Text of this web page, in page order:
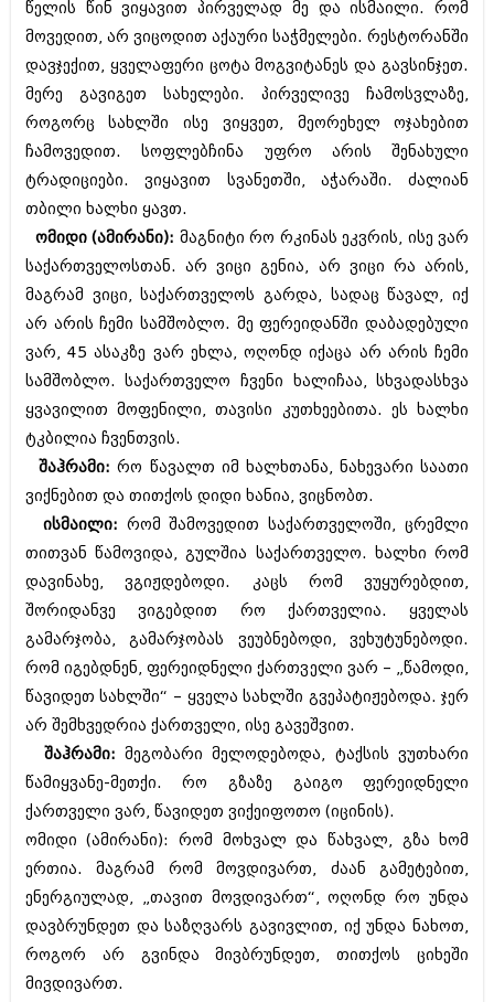
სექტემბერი 2009 (541)
აგვისტო 2009 (14)
ივლისი 2009 (118)
დეკემბერი 0215 (1)
ოქტომბერი 0215 (1)
აგვისტო 0215 (2)
აგვისტო 0212 (1)
ივნისი 0212 (2)
ნოემბერი 0201 (1)
წელის წინ ვიყავით პირველად მე და ისმაილი. რომ
მოვედით, არ ვიცოდით აქაური საჭმელები. რესტორანში
დავჯექით, ყველაფერი ცოტა მოგვიტანეს და გავსინჯეთ.
მერე გავიგეთ სახელები. პირველივე ჩამოსვლაზე,
როგორც სახლში ისე ვიყვეთ, მეორეხელ ოჯახებით
ჩამოვედით. სოფლებჩინა უფრო არის შენახული
ტრადიციები. ვიყავით სვანეთში, აჭარაში. ძალიან
თბილი ხალხი ყავთ.
ომიდი (ამირანი): მაგნიტი რო რკინას ეკვრის, ისე ვარ
საქართველოსთან. არ ვიცი გენია, არ ვიცი რა არის,
მაგრამ ვიცი, საქართველოს გარდა, სადაც წავალ, იქ
არ არის ჩემი სამშობლო. მე ფერეიდანში დაბადებული
ვარ, 45 ასაკზე ვარ ეხლა, ოღონდ იქაცა არ არის ჩემი
სამშობლო. საქართველო ჩვენი ხალიჩაა, სხვადასხვა
ყვავილით მოფენილი, თავისი კუთხეებითა. ეს ხალხი
ტკბილია ჩვენთვის.
შაჰრამი: რო წავალთ იმ ხალხთანა, ნახევარი საათი
ვიქნებით და თითქოს დიდი ხანია, ვიცნობთ.
ისმაილი: რომ შამოვედით საქართველოში, ცრემლი
თითვან წამოვიდა, გულშია საქართველო. ხალხი რომ
დავინახე, ვგიჟდებოდი. კაცს რომ ვუყურებდით,
შორიდანვე ვიგებდით რო ქართველია. ყველას
გამარჯობა, გამარჯობას ვეუბნებოდი, ვეხუტუნებოდი.
რომ იგებდნენ, ფერეიდნელი ქართველი ვარ – „წამოდი,
წავიდეთ სახლში“ – ყველა სახლში გვეპატიჟებოდა. ჯერ
არ შემხვედრია ქართველი, ისე გავეშვით.
შაჰრამი: მეგობარი მელოდებოდა, ტაქსის ვუთხარი
წამიყვანე-მეთქი. რო გზაზე გაიგო ფერეიდნელი
ქართველი ვარ, წავიდეთ ვიქეიფოთო (იცინის).
ომიდი (ამირანი): რომ მოხვალ და წახვალ, გზა ხომ
ერთია. მაგრამ რომ მოვდივართ, ძაან გამეტებით,
ენერგიულად, „თავით მოვდივართ“, ოღონდ რო უნდა
დავბრუნდეთ და საზღვარს გავივლით, იქ უნდა ნახოთ,
როგორ არ გვინდა მივბრუნდეთ, თითქოს ციხეში
მივდივართ.